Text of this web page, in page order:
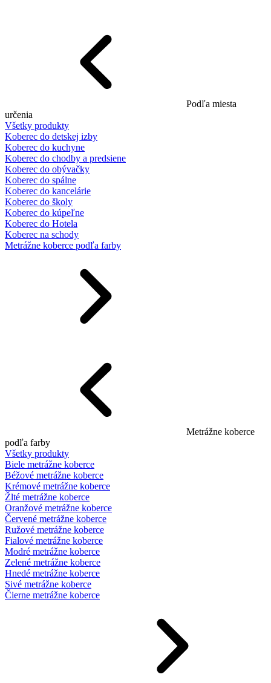
Podľa miesta
určenia
Všetky produkty
Koberec do detskej izby
Koberec do kuchyne
Koberec do chodby a predsiene
Koberec do obývačky
Koberec do spálne
Koberec do kancelárie
Koberec do školy
Koberec do kúpeľne
Koberec do Hotela
Koberec na schody
Metrážne koberce podľa farby
Metrážne koberce
podľa farby
Všetky produkty
Biele metrážne koberce
Béžové metrážne koberce
Krémové metrážne koberce
Žlté metrážne koberce
Oranžové metrážne koberce
Červené metrážne koberce
Ružové metrážne koberce
Fialové metrážne koberce
Modré metrážne koberce
Zelené metrážne koberce
Hnedé metrážne koberce
Sivé metrážne koberce
Čierne metrážne koberce